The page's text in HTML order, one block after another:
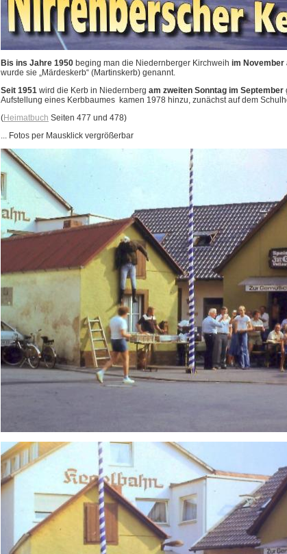
Bis ins Jahre 1950 beging man die Niedernberger Kirchweih im November
wurde sie „Märdeskerb“ (Martinskerb) genannt.
Seit 1951 wird die Kerb in Niedernberg am zweiten Sonntag im September
Aufstellung eines Kerbbaumes kamen 1978 hinzu, zunächst auf dem
(Heimatbuch Seiten 477 und 478)
... Fotos per Mausklick vergrößerbar